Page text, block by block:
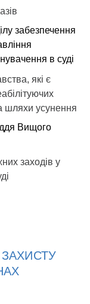
забезпечення
в суді
які є
шляхи усунення
Вищого
заходів у